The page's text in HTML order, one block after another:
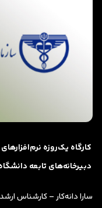
کارگاه یک‌روزه
دبیرخانه‌های تابعه
سارا دانه‌کار – کارشناس